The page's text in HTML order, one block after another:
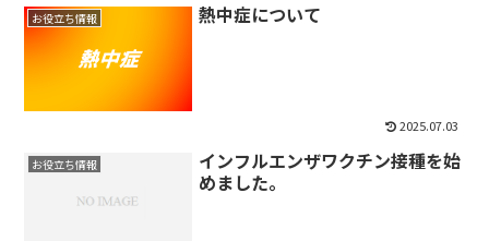
お役立ち情報 熱中症について
2025.07.03
お役立ち情報
インフルエンザワクチン接種を始
めました。